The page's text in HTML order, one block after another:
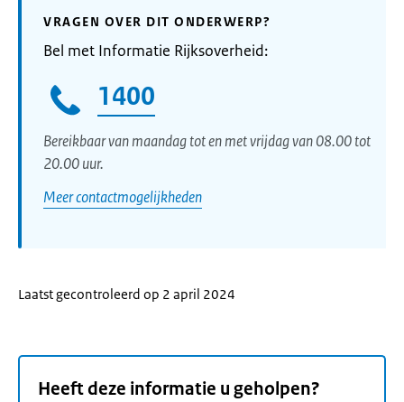
VRAGEN OVER DIT ONDERWERP?
Bel met Informatie Rijksoverheid:
1400
Bereikbaar van maandag tot en met vrijdag van 08.00 tot
20.00 uur.
Meer contactmogelijkheden
Laatst gecontroleerd op 2 april 2024
Heeft deze informatie u geholpen?